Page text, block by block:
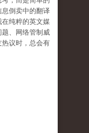
倒卖中的翻译
纯粹的英文媒
、网络管制威
热议时，总会有